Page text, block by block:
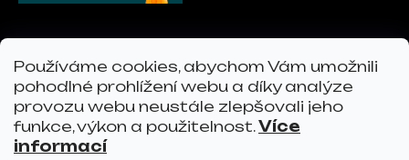
Používáme cookies, abychom Vám umožnili
pohodlné prohlížení webu a díky analýze
provozu webu neustále zlepšovali jeho
funkce, výkon a použitelnost.Více
informací
info@ vervoshop.com
vervo.cz